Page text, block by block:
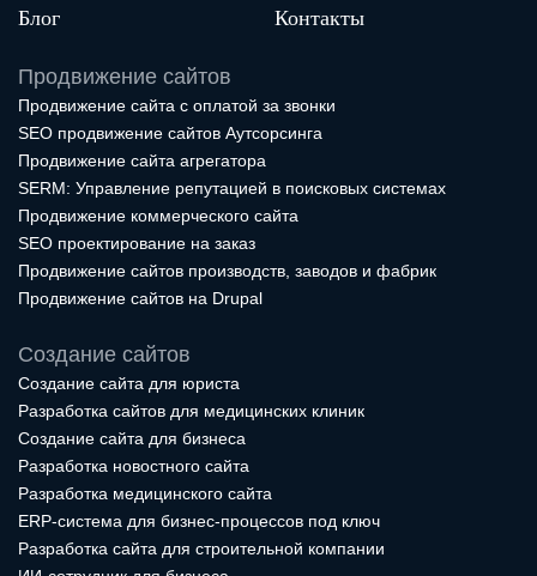
Блог
Контакты
Продвижение сайтов
Продвижение сайта с оплатой за звонки
SEO продвижение сайтов Аутсорсинга
Продвижение сайта агрегатора
SERM: Управление репутацией в поисковых системах
Продвижение коммерческого сайта
SEO проектирование на заказ
Продвижение сайтов производств, заводов и фабрик
Продвижение сайтов на Drupal
Создание сайтов
Создание сайта для юриста
Разработка сайтов для медицинских клиник
Создание сайта для бизнеса
Разработка новостного сайта
Разработка медицинского сайта
ERP-система для бизнес-процессов под ключ
Разработка сайта для строительной компании